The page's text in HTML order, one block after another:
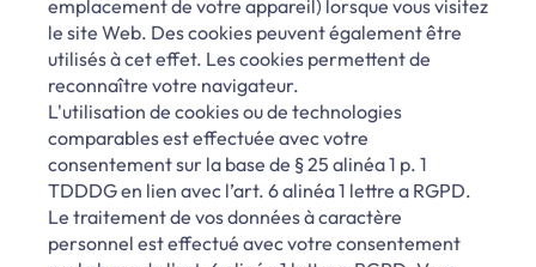
emplacement de votre appareil) lorsque vous visitez
le site Web. Des cookies peuvent également être
utilisés à cet effet. Les cookies permettent de
reconnaître votre navigateur.
L'utilisation de cookies ou de technologies
comparables est effectuée avec votre
consentement sur la base de § 25 alinéa 1 p. 1
TDDDG en lien avec l’art. 6 alinéa 1 lettre a RGPD.
Le traitement de vos données à caractère
personnel est effectué avec votre consentement